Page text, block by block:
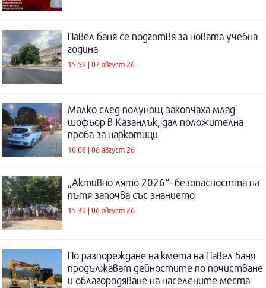
Павел баня се подготвя за новата учебна
година
15:59 | 07 август 26
Малко след полунощ закопчаха млад
шофьор в Казанлък, дал положителна
проба за наркотици
10:08 | 06 август 26
„Активно лято 2026“- безопасността на
пътя започва със знанието
15:39 | 06 август 26
По разпореждане на кмета на Павел баня
продължават дейностите по почистване
и облагородяване на населените места